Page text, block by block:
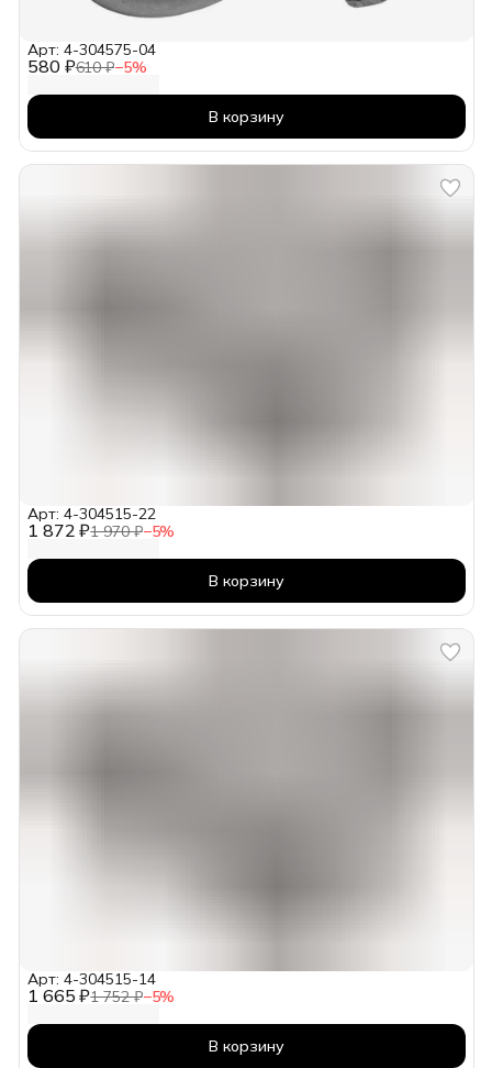
580 ₽610 ₽−5%
Арт: 4-304575-04
В корзину
1 872 ₽1 970 ₽−5%
Арт: 4-304515-22
В корзину
1 665 ₽1 752 ₽−5%
Арт: 4-304515-14
В корзину